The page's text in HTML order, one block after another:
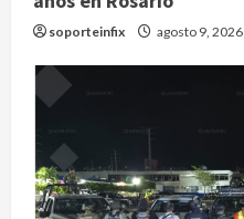
soporteinfix agosto 9, 2026